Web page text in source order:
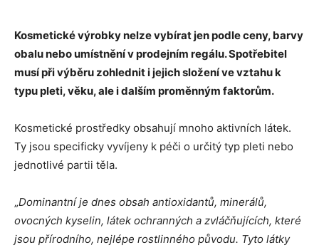
Kosmetické výrobky nelze vybírat jen podle ceny, barvy
obalu nebo umístnění v prodejním regálu. Spotřebitel
musí při výběru zohlednit i jejich složení ve vztahu k
typu pleti, věku, ale i dalším proměnným faktorům.
Kosmetické prostředky obsahují mnoho aktivních látek.
Ty jsou specificky vyvíjeny k péči o určitý typ pleti nebo
jednotlivé partii těla.
„Dominantní je dnes obsah antioxidantů, minerálů,
ovocných kyselin, látek ochranných a zvláčňujících, které
jsou přírodního, nejlépe rostlinného původu. Tyto látky